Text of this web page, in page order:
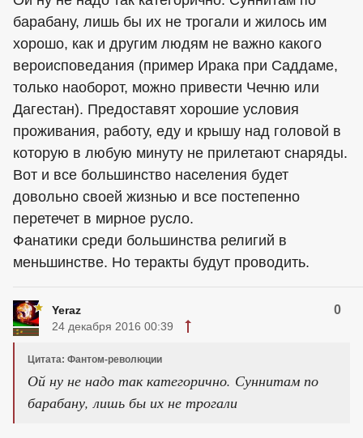
барабану, лишь бы их не трогали и жилось им
хорошо, как и другим людям не важно какого
вероисповедания (пример Ирака при Саддаме,
только наоборот, можно привести Чечню или
Дагестан). Предоставят хорошие условия
проживания, работу, еду и крышу над головой в
которую в любую минуту не прилетают снаряды.
Вот и все большинство населения будет
довольно своей жизнью и все постепенно
перетечет в мирное русло.
Фанатики среди большинства религий в
меньшинстве. Но теракты будут проводить.
Yeraz 0
24 декабря 2016 00:39
Цитата: Фантом-революции
Ой ну не надо так категорично. Суннитам по
барабану, лишь бы их не трогали